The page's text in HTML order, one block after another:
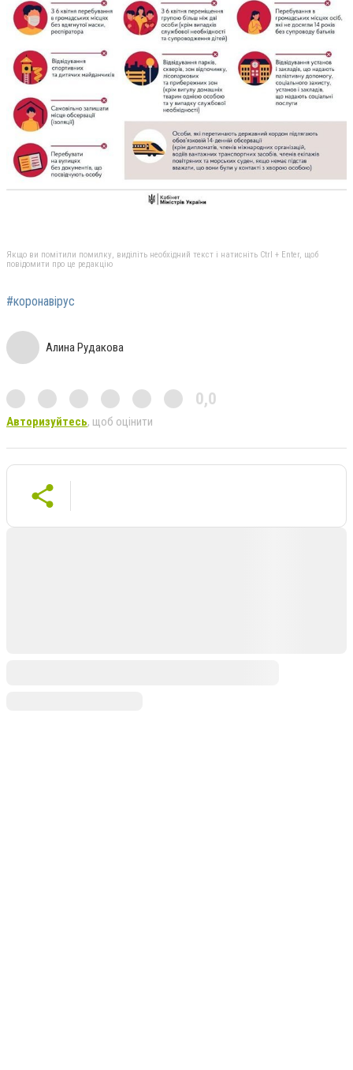
Якщо ви помітили помилку, виділіть необхідний текст і натисніть Ctrl + Enter, щоб
повідомити про це редакцію
#коронавірус
Алина Рудакова
0,0
Авторизуйтесь, щоб оцінити